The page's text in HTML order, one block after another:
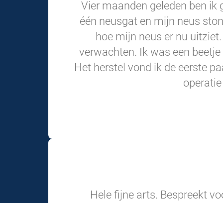
Vier maanden geleden ben ik
één neusgat en mijn neus
hoe mijn neus er nu
verwachten. Ik was een
Het herstel vond ik de eerste
Hele fijne arts. Bespreekt